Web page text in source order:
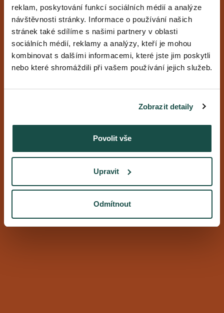
reklam, poskytování funkcí sociálních médií a analýze
návštěvnosti stránky. Informace o používání našich
stránek také sdílíme s našimi partnery v oblasti
sociálních médií, reklamy a analýzy, kteří je mohou
kombinovat s dalšími informacemi, které jste jim poskytli
nebo které shromáždili při vašem používání jejich služeb.
Zobrazit detaily
Povolit vše
Upravit
Odmítnout